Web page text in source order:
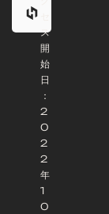
ス
開
始
日
：
2
0
2
2
年
1
0